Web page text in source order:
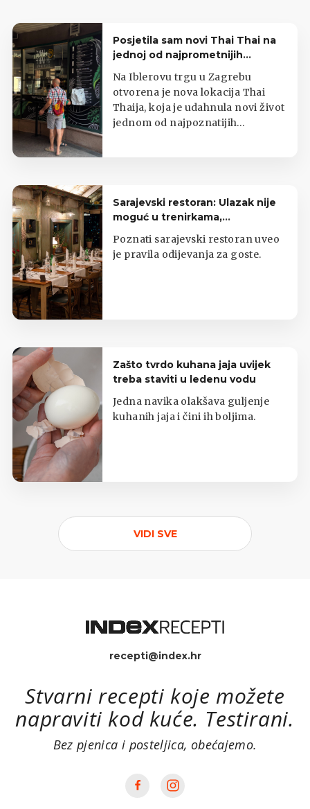
Posjetila sam novi Thai Thai na
jednoj od najprometnijih
zagrebačkih lokacija
Na Iblerovu trgu u Zagrebu
otvorena je nova lokacija Thai
Thaija, koja je udahnula novi život
jednom od najpoznatijih
Sarajevski restoran: Ulazak nije
moguć u trenirkama,
potkošuljama i japankama
Poznati sarajevski restoran uveo
je pravila odijevanja za goste.
Zašto tvrdo kuhana jaja uvijek
treba staviti u ledenu vodu
Jedna navika olakšava guljenje
kuhanih jaja i čini ih boljima.
VIDI SVE
recepti@index.hr
Stvarni recepti koje možete
napraviti kod kuće. Testirani.
Bez pjenica i posteljica, obećajemo.